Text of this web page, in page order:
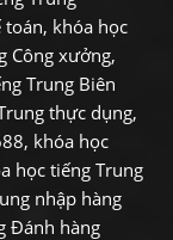
toán, khóa học
Công xưởng,
Trung Biên
thực dụng,
khóa học
học tiếng Trung
nhập hàng
Đánh hàng